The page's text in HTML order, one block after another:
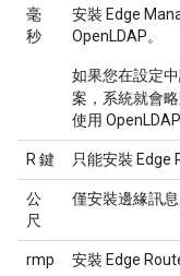
毫
秒
安裝 Edge
OpenLDAP。
如果您在設定
案，系統就會
使用
R 鍵 只能安裝 Edge
公
尺
僅安裝邊緣訊息
rmp 安裝 Edge